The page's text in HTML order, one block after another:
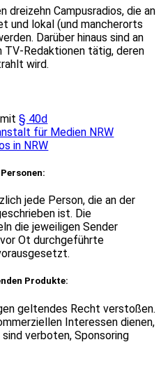
Campusradios, die an
und lokal (und mancherorts
Darüber hinaus sind an
TV-Redaktionen tätig, deren
wird.
mit§ 40d
für Medien NRW
in NRW
jede Person, die an der
ist. Die
die jeweiligen Sender
Ot durchgeführte
Produkte:
geltendes Recht verstoßen.
Interessen dienen,
verboten, Sponsoring